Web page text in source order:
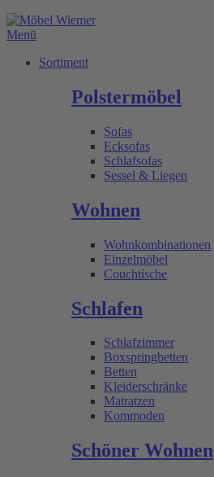
Menü
Sortiment
Polstermöbel
Sofas
Ecksofas
Schlafsofas
Sessel & Liegen
Wohnen
Wohnkombinationen
Einzelmöbel
Couchtische
Schlafen
Schlafzimmer
Boxspringbetten
Betten
Kleiderschränke
Matratzen
Kommoden
Schöner Wohnen